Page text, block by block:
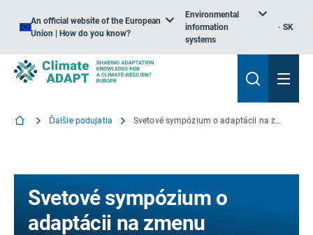
An official website of the European
Union | How do you know?
Environmental
information
systems
SK
Ďalšie podujatia Svetové sympózium o adaptácii na zmenu klímy
Svetové sympózium o
adaptácii na zmenu